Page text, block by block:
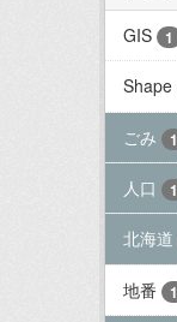
GIS
1
Shape
ごみ 1
人口 1
北海道
地番 1